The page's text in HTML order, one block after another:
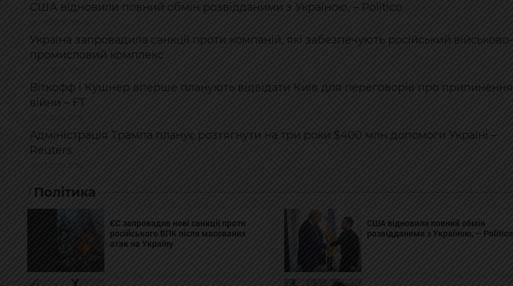
США відновили повний обмін розвідданими з Україною, – Politico
Україна запровадила санкції проти компаній, які забезпечують російський військово-
промисловий комплекс
Віткофф і Кушнер вперше планують відвідати Київ для переговорів про припинення
війни – FT
Адміністрація Трампа планує розтягнути на три роки $400 млн допомоги Україні –
Reuters
Політика
ЄС запровадив нові санкції проти
російського ВПК після масованих
атак на Україну
США відновили повний обмін
розвідданими з Україною, – Politico